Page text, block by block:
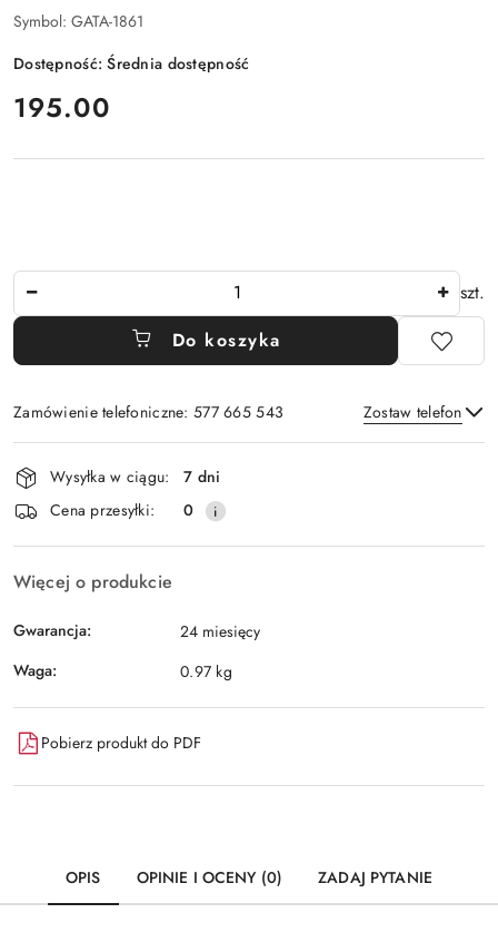
Symbol: GATA-1861
Dostępność:Średnia dostępność
cena:
195.00
szt.
Do koszyka
Zamówienie telefoniczne: 577 665 543 Zostaw telefon
Wyślij
Dostępność
i
dostawa
Wysyłka w ciągu:
7 dni
Cena przesyłki:
0
Więcej o produkcie
Gwarancja:
24 miesięcy
Waga:
0.97 kg
Pobierz produkt do PDF
OPIS OPINIE I OCENY (0) ZADAJ PYTANIE